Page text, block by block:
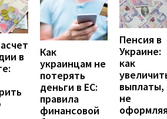
в
Как
украинцам не
потерять
деньги в ЕС:
правила
финансовой
Пенсия в
Украине:
как
выплаты,
не